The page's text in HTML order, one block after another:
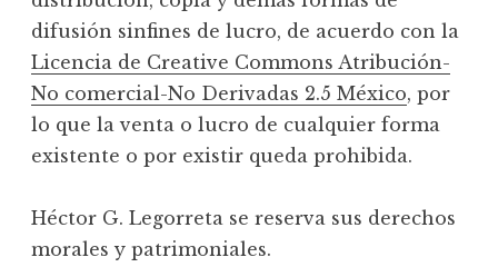
difusión sinfines de lucro, de acuerdo con la
Licencia de Creative Commons Atribución-
No comercial-No Derivadas 2.5 México, por
lo que la venta o lucro de cualquier forma
existente o por existir queda prohibida.
Héctor G. Legorreta se reserva sus derechos
morales y patrimoniales.